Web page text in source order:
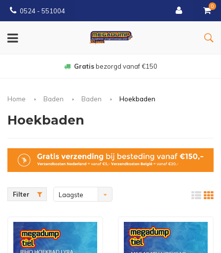
0524 - 551004
0
Gratisbezorgd vanaf €150
Home Baden Baden Hoekbaden
Hoekbaden
Filter
Laagste